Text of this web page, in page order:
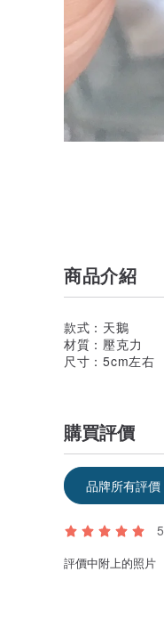
商品介紹
款式：天鵝
材質：壓克力
尺寸：5cm左右
購買評價
品牌所有評價
5
評價中附上的照片